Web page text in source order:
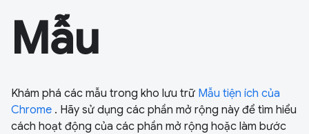
Mẫu
Khám phá các mẫu trong kho lưu trữ Mẫu tiện ích của
Chrome . Hãy sử dụng các phần mở rộng này để tìm hiểu
cách hoạt động của các phần mở rộng hoặc làm bước